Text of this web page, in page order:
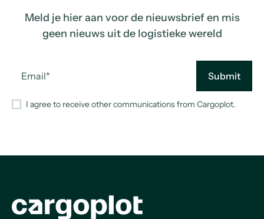
Meld je hier aan voor de nieuwsbrief en mis
geen nieuws uit de logistieke wereld
I agree to receive other communications from Cargoplot.